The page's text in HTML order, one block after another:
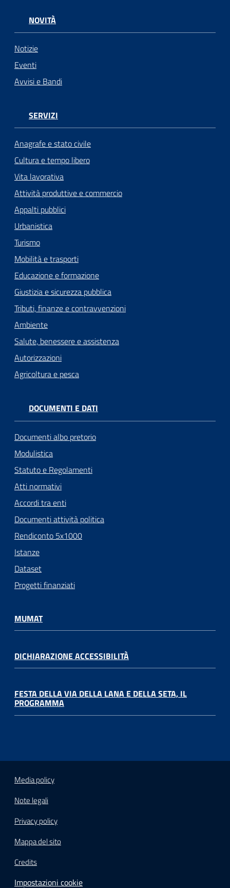
NOVITÀ
Notizie
Eventi
Avvisi e Bandi
SERVIZI
Anagrafe e stato civile
Cultura e tempo libero
Vita lavorativa
Attività produttive e commercio
Appalti pubblici
Urbanistica
Turismo
Mobilità e trasporti
Educazione e formazione
Giustizia e sicurezza pubblica
Tributi, finanze e contravvenzioni
Ambiente
Salute, benessere e assistenza
Autorizzazioni
Agricoltura e pesca
DOCUMENTI E DATI
Documenti albo pretorio
Modulistica
Statuto e Regolamenti
Atti normativi
Accordi tra enti
Documenti attività politica
Rendiconto 5x1000
Istanze
Dataset
Progetti finanziati
MUMAT
DICHIARAZIONE ACCESSIBILITÀ
FESTA DELLA VIA DELLA LANA E DELLA SETA, IL
PROGRAMMA
Media policy
Note legali
Privacy policy
Mappa del sito
Credits
Impostazioni cookie